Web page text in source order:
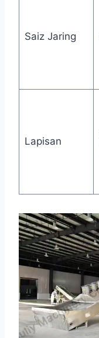
Saiz Jaring
Lapisan